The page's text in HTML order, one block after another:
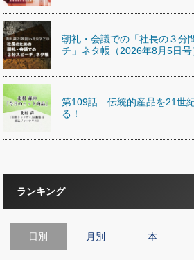
朝礼・会議での「社長の３分
チ」ネタ帳（2026年8月5日号
第109話 伝統的産品を21世
る！
ランキング
日別 月別 本